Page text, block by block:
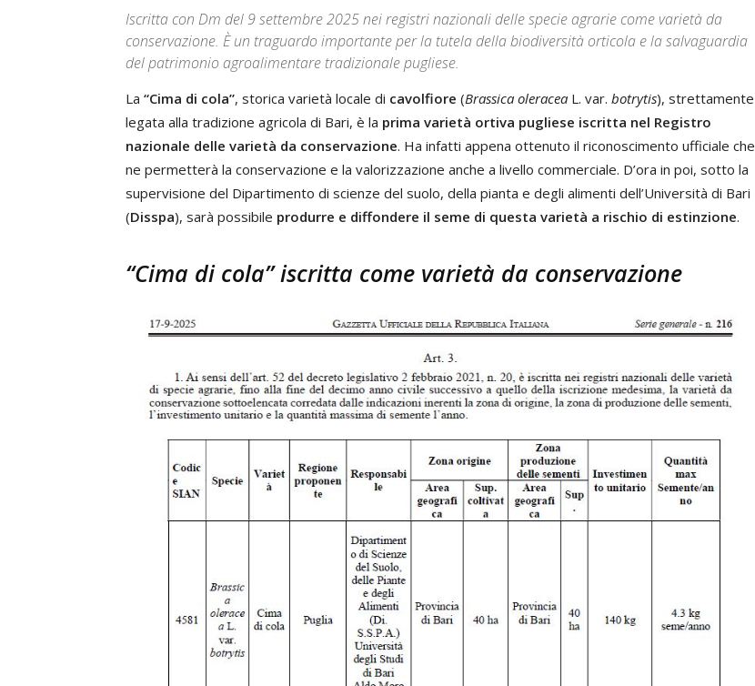
Iscritta con Dm del 9 settembre 2025 nei registri nazionali delle specie agrarie come varietà da
conservazione. È un traguardo importante per la tutela della biodiversità orticola e la salvaguardia
del patrimonio agroalimentare tradizionale pugliese.
La “Cima di cola”, storica varietà locale di cavolfiore (Brassica oleracea L. var. botrytis), strettamente
legata alla tradizione agricola di Bari, è la prima varietà ortiva pugliese iscritta nel Registro
nazionale delle varietà da conservazione. Ha infatti appena ottenuto il riconoscimento ufficiale che
ne permetterà la conservazione e la valorizzazione anche a livello commerciale. D’ora in poi, sotto la
supervisione del Dipartimento di scienze del suolo, della pianta e degli alimenti dell’Università di Bari
(Disspa), sarà possibile produrre e diffondere il seme di questa varietà a rischio di estinzione.
“Cima di cola” iscritta come varietà da conservazione